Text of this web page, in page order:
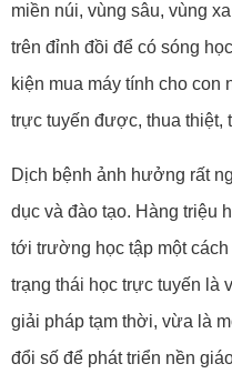
miền núi, vùng sâu, vùng
trên đỉnh đồi để có sóng
kiện mua máy tính cho con
trực tuyến được, thua thiệt,
Dịch bệnh ảnh hưởng rất
dục và đào tạo. Hàng triệu
tới trường học tập một
trạng thái học trực tuyến là
giải pháp tạm thời, vừa là
đổi số để phát triển nền